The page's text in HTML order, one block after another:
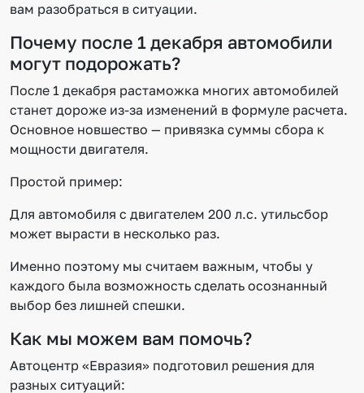
вам разобраться в ситуации.
Почему после 1 декабря автомобили
могут подорожать?
После 1 декабря растаможка многих автомобилей
станет дороже из-за изменений в формуле расчета.
Основное новшество — привязка суммы сбора к
мощности двигателя.
Простой пример:
Для автомобиля с двигателем 200 л.с. утильсбор
может вырасти в несколько раз.
Именно поэтому мы считаем важным, чтобы у
каждого была возможность сделать осознанный
выбор без лишней спешки.
Как мы можем вам помочь?
Автоцентр «Евразия» подготовил решения для
разных ситуаций: